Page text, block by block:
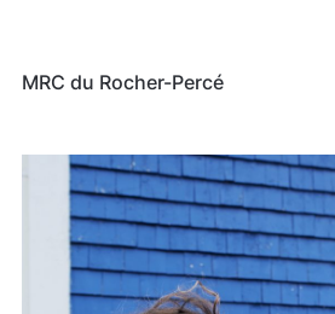
MRC du Rocher-Percé